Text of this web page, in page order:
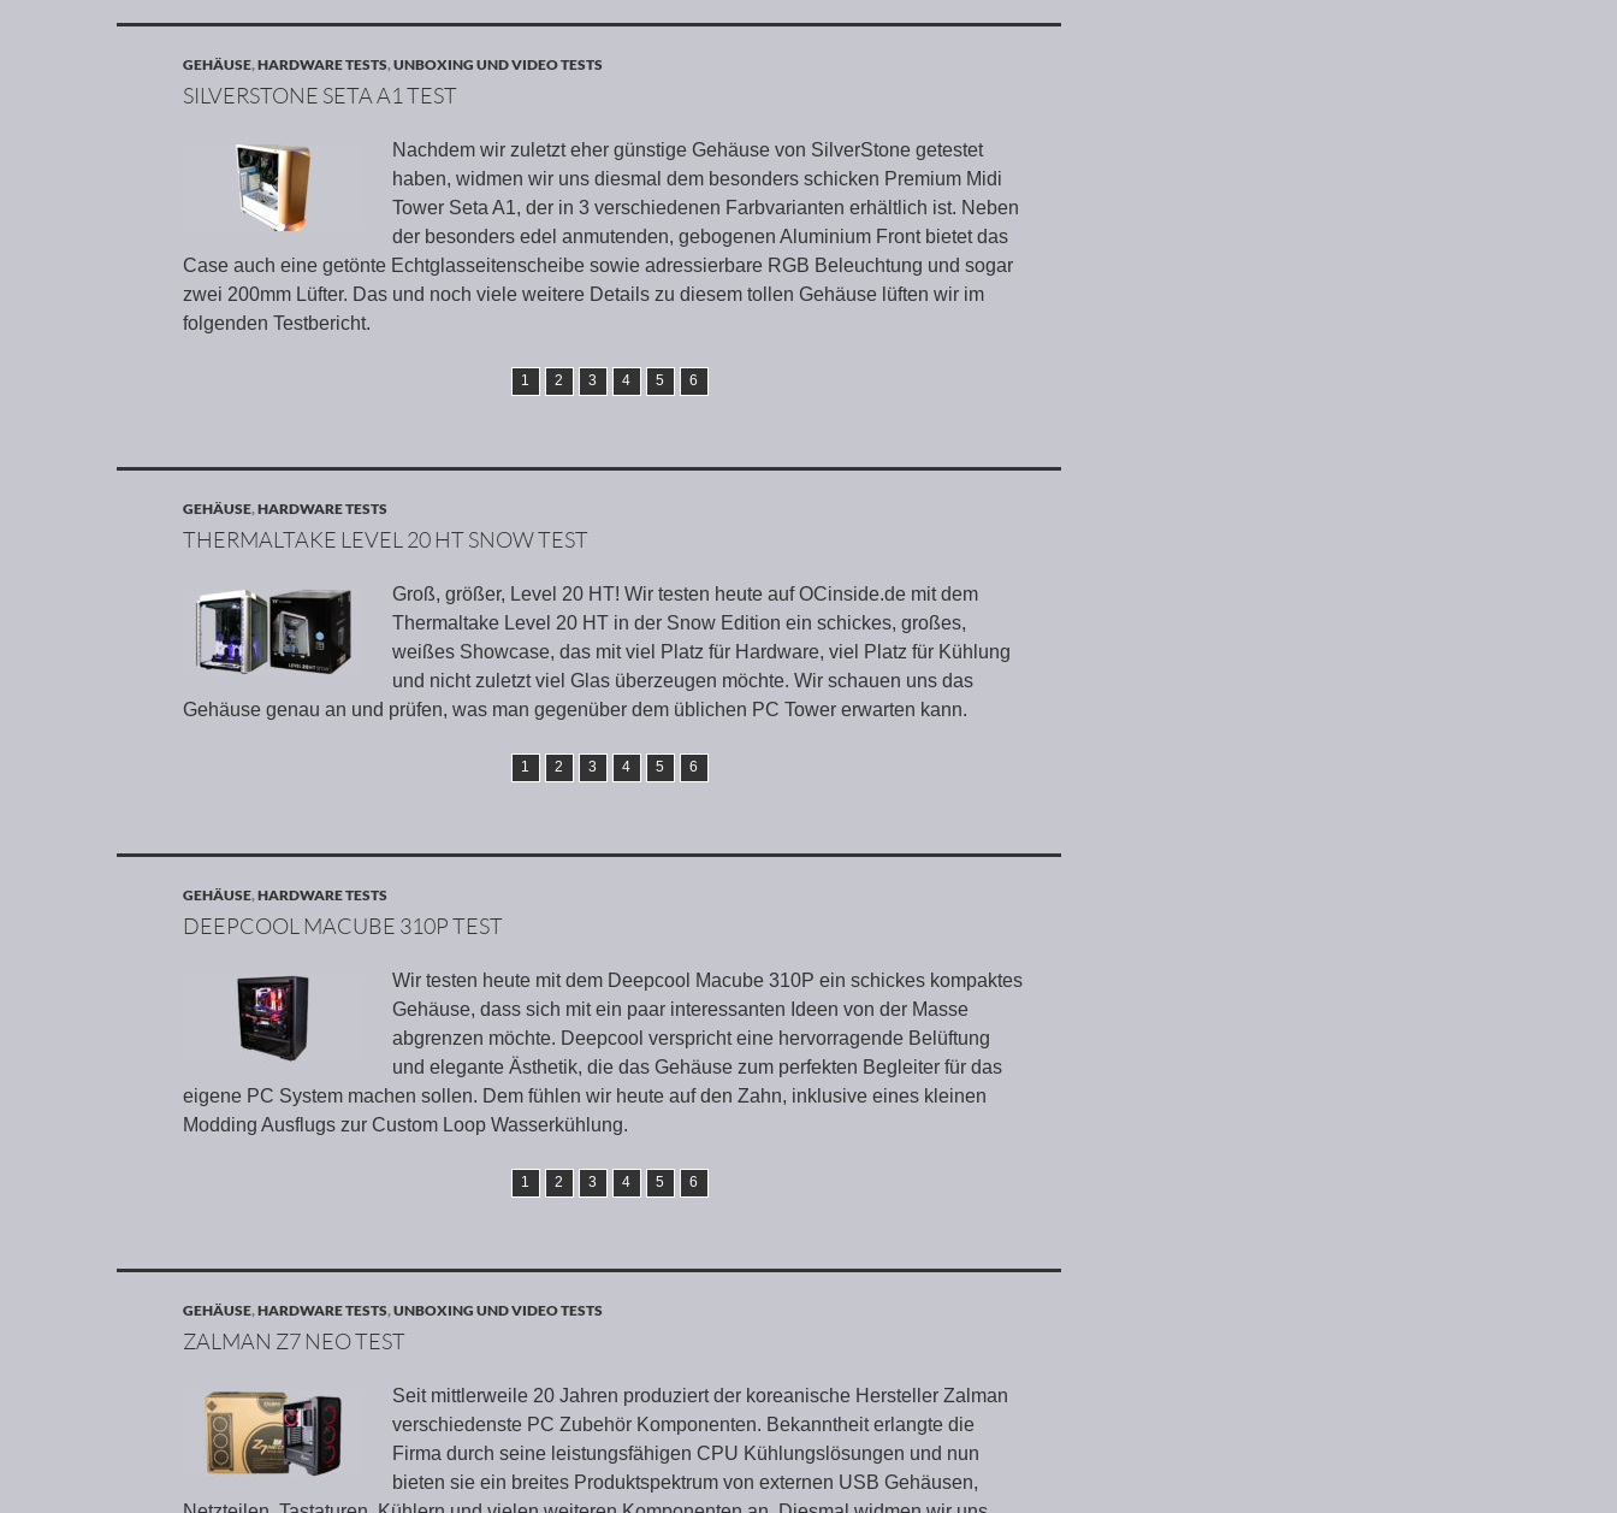
GEHÄUSE,HARDWARE TESTS,UNBOXING UND VIDEO TESTS
SILVERSTONE SETA A1 TEST
Nachdem wir zuletzt eher günstige Gehäuse von SilverStone getestet
haben, widmen wir uns diesmal dem besonders schicken Premium Midi
Tower Seta A1, der in 3 verschiedenen Farbvarianten erhältlich ist. Neben
der besonders edel anmutenden, gebogenen Aluminium Front bietet das
Case auch eine getönte Echtglasseitenscheibe sowie adressierbare RGB Beleuchtung und sogar
zwei 200mm Lüfter. Das und noch viele weitere Details zu diesem tollen Gehäuse lüften wir im
folgenden Testbericht.
1 2 3 4 5 6
GEHÄUSE,HARDWARE TESTS
THERMALTAKE LEVEL 20 HT SNOW TEST
Groß, größer, Level 20 HT! Wir testen heute auf OCinside.de mit dem
Thermaltake Level 20 HT in der Snow Edition ein schickes, großes,
weißes Showcase, das mit viel Platz für Hardware, viel Platz für Kühlung
und nicht zuletzt viel Glas überzeugen möchte. Wir schauen uns das
Gehäuse genau an und prüfen, was man gegenüber dem üblichen PC Tower erwarten kann.
1 2 3 4 5 6
GEHÄUSE,HARDWARE TESTS
DEEPCOOL MACUBE 310P TEST
Wir testen heute mit dem Deepcool Macube 310P ein schickes kompaktes
Gehäuse, dass sich mit ein paar interessanten Ideen von der Masse
abgrenzen möchte. Deepcool verspricht eine hervorragende Belüftung
und elegante Ästhetik, die das Gehäuse zum perfekten Begleiter für das
eigene PC System machen sollen. Dem fühlen wir heute auf den Zahn, inklusive eines kleinen
Modding Ausflugs zur Custom Loop Wasserkühlung.
1 2 3 4 5 6
GEHÄUSE,HARDWARE TESTS,UNBOXING UND VIDEO TESTS
ZALMAN Z7 NEO TEST
Seit mittlerweile 20 Jahren produziert der koreanische Hersteller Zalman
verschiedenste PC Zubehör Komponenten. Bekanntheit erlangte die
Firma durch seine leistungsfähigen CPU Kühlungslösungen und nun
bieten sie ein breites Produktspektrum von externen USB Gehäusen,